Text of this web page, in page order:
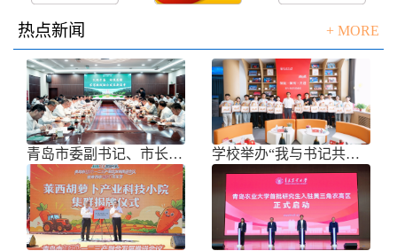
热点新闻 + MORE
青岛市委副书记、市长任刚来校调研 学校举办“我与书记共话成长”师生面